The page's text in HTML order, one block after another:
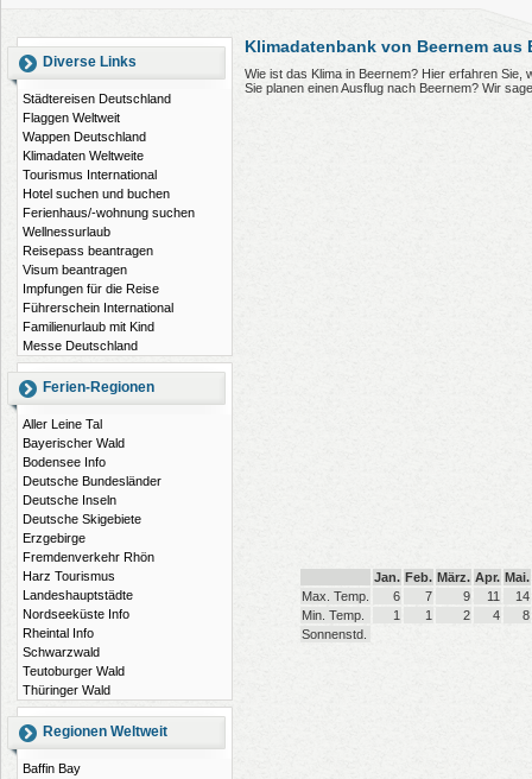
Diverse Links
Städtereisen Deutschland
Flaggen Weltweit
Wappen Deutschland
Klimadaten Weltweite
Tourismus International
Hotel suchen und buchen
Ferienhaus/-wohnung suchen
Wellnessurlaub
Reisepass beantragen
Visum beantragen
Impfungen für die Reise
Führerschein International
Familienurlaub mit Kind
Messe Deutschland
Ferien-Regionen
Aller Leine Tal
Bayerischer Wald
Bodensee Info
Deutsche Bundesländer
Deutsche Inseln
Deutsche Skigebiete
Erzgebirge
Fremdenverkehr Rhön
Harz Tourismus
Landeshauptstädte
Nordseeküste Info
Rheintal Info
Schwarzwald
Teutoburger Wald
Thüringer Wald
Regionen Weltweit
Baffin Bay
Klimadatenbank von Beernem aus
Wie ist das Klima in Beernem? Hier erfahren Sie,
Sie planen einen Ausflug nach Beernem? Wir
Jan. Feb. März. Apr. Mai.
Max. Temp.
6 7 9 11
14
Min. Temp.
1 1 2 4
8
Sonnenstd.